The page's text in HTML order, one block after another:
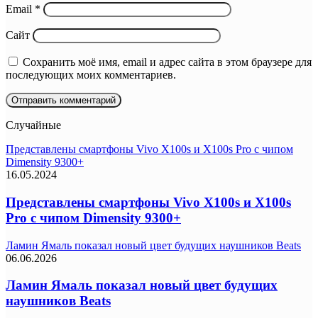
Email *
Сайт
Сохранить моё имя, email и адрес сайта в этом браузере для
последующих моих комментариев.
Случайные
Представлены смартфоны Vivo X100s и X100s Pro с чипом
Dimensity 9300+
16.05.2024
Представлены смартфоны Vivo X100s и X100s
Pro с чипом Dimensity 9300+
Ламин Ямаль показал новый цвет будущих наушников Beats
06.06.2026
Ламин Ямаль показал новый цвет будущих
наушников Beats